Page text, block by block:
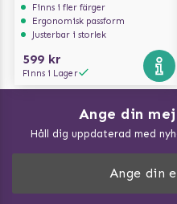
Finns i fler färger
Ergonomisk passform
Justerbar i storlek
599 kr
Finns i Lager
Ange din
Håll dig uppdaterad med
DogArtist.se drivs av:
Vad kan hundar äta?
Träna Nose Work hemma